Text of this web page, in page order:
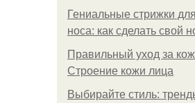
Гениальные стрижки
носа: как сделать свой
Правильный уход за
Строение кожи лица
Выбирайте стиль: